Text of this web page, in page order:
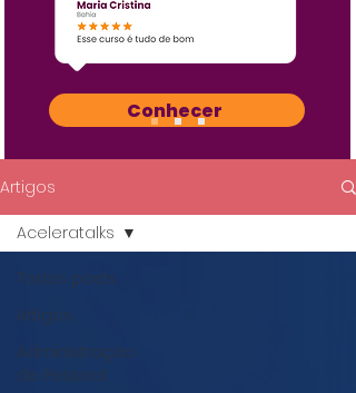
Conhecer
Artigos
Todos posts
Artigos
Administração
de Pessoal
Aceleratalks